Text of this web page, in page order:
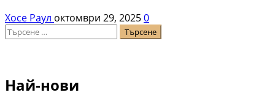
Хосе Раул октомври 29, 20250
Търсене
за:
Най-нови